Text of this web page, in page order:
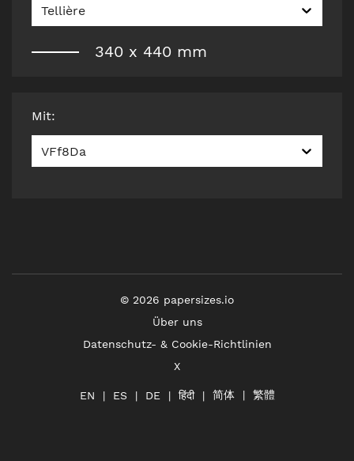
Tellière
340 x 440 mm
Mit:
VFf8Da
© 2026 papersizes.io
Über uns
Datenschutz- & Cookie-Richtlinien
X
EN ES DE हिंदी 简体 繁體